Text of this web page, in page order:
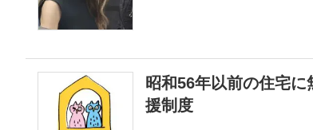
昭和56年以前の住宅
援制度